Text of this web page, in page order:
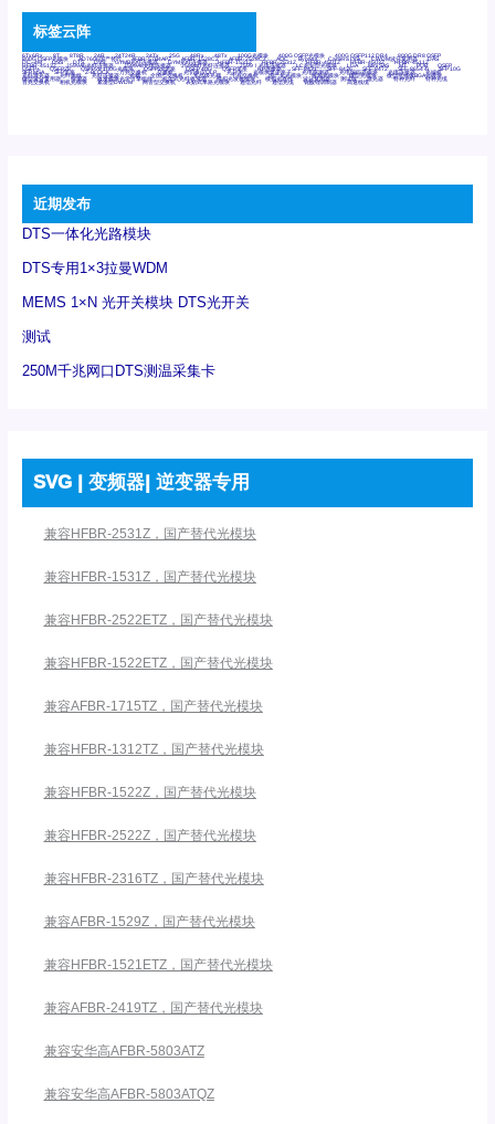
标签云阵
6Tx6Rx 8T 8T8R 24R 24T24R 24Tx 25G 48Rx 48Tx 100G光模块 400G OSFP光模块 400G QSFP112 DR4 800G DR8 OSFP
800G OSFP光模块 AD7606国产替代 AFBR-57B4APZ AFBR-1528CZ AFBR-2528CZ AOC Bypass Camera Link CWDM波分复用器 DAS
DC~4M DSS DTS DVS GYMB光纤连接器 GYM光纤连接器 HFBR-1531Z HFBR-2531Z HFBR-4501Z HFBR-4503Z HFBR-4511Z
HFBR-4513Z J599A6光纤连接器 J599A8光电连接器 J599MT光纤连接器 J599Ⅰ光电连接器 LC超短型光模块 LGA Mini SAS MT POB QSFP
QSFP+ QSFP28 QSFP28 100G光模块 QSFP28笼座 QSFP 40G QSFP笼座 RP连接器 SFF-8431 SFF-8436 SFF-8472 SFF-8654 4i SFP 10G
SFP MSA SFP笼座 Z-BLOCK 万兆交换机 交换机 光切换仪OLP 光开关 光模块笼子座子 光电探测器 光电编码器模块 光电连接器 光端机
光纤激光器 光纤跳线 光纤连接器 光耦 全国产交换机 军品级光耦 千兆交换机 国产化光模块 射频光模块 微型光模块 微型可插拔BGA光模块
微型波分复用器 探测器 收发模块光学引擎组件 机架式光纤收发器 模拟光发射模块 模拟光器件 波分复用器 测试版 激光器 特种光纤 特种光缆
百兆交换机 相机光模块 紧凑型DWDM 网管型交换机 表贴式单路光模块 通信光纤 通信光缆 铌酸锂调制器 高速线缆
近期发布
DTS一体化光路模块
DTS专用1×3拉曼WDM
MEMS 1×N 光开关模块 DTS光开关
测试
250M千兆网口DTS测温采集卡
SVG | 变频器| 逆变器专用
兼容HFBR-2531Z，国产替代光模块
兼容HFBR-1531Z，国产替代光模块
兼容HFBR-2522ETZ，国产替代光模块
兼容HFBR-1522ETZ，国产替代光模块
兼容AFBR-1715TZ，国产替代光模块
兼容HFBR-1312TZ，国产替代光模块
兼容HFBR-1522Z，国产替代光模块
兼容HFBR-2522Z，国产替代光模块
兼容HFBR-2316TZ，国产替代光模块
兼容AFBR-1529Z，国产替代光模块
兼容HFBR-1521ETZ，国产替代光模块
兼容AFBR-2419TZ，国产替代光模块
兼容安华高AFBR-5803ATZ
兼容安华高AFBR-5803ATQZ